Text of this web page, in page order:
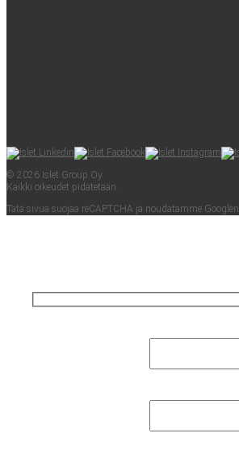
© 2026 Islet Group Oy
Kaik­ki oikeu­det pidätetään.
Tätä sivua suo­jaa reCAPTC­HA ja nou­da­tam­me Googlen